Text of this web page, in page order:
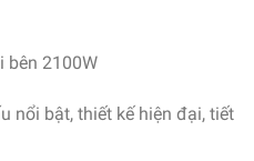
bên 2100W
nổi bật, thiết kế hiện đại, tiết